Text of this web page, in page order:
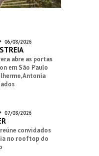
06/08/2026
abre as portas
em São Paulo
Antonia
07/08/2026
convidados
no rooftop do